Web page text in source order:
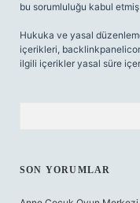
bu sorumluluğu kabul etmiş
Hukuka ve yasal
içerikleri,
ilgili içerikler yasal süre
SON YORUMLAR